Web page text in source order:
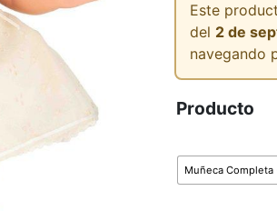
Este
del 2 de
navegando
Producto
Muñeca Completa